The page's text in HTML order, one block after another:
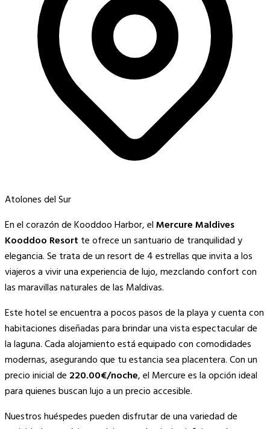
Atolones del Sur
En el corazón de Kooddoo Harbor, elMercure Maldives
Kooddoo Resort te ofrece un santuario de tranquilidad y
elegancia. Se trata de un resort de 4 estrellas que invita a los
viajeros a vivir una experiencia de lujo, mezclando confort con
las maravillas naturales de las Maldivas.
Este hotel se encuentra a pocos pasos de la playa y cuenta con
habitaciones diseñadas para brindar una vista espectacular de
la laguna. Cada alojamiento está equipado con comodidades
modernas, asegurando que tu estancia sea placentera. Con un
precio inicial de 220.00€/noche, el Mercure es la opción ideal
para quienes buscan lujo a un precio accesible.
Nuestros huéspedes pueden disfrutar de una variedad de